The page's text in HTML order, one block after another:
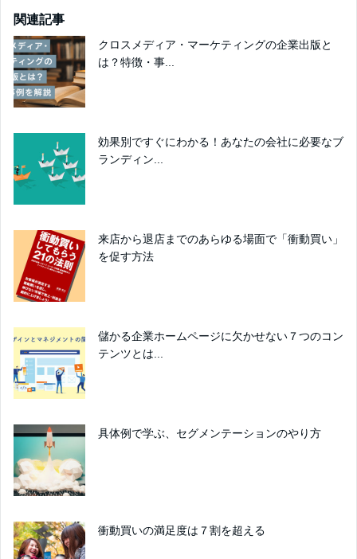
関連記事
クロスメディア・マーケティングの企業出版と
は？特徴・事...
効果別ですぐにわかる！あなたの会社に必要なブ
ランディン...
来店から退店までのあらゆる場面で「衝動買い」
を促す方法
儲かる企業ホームページに欠かせない７つのコン
テンツとは...
具体例で学ぶ、セグメンテーションのやり方
衝動買いの満足度は７割を超える